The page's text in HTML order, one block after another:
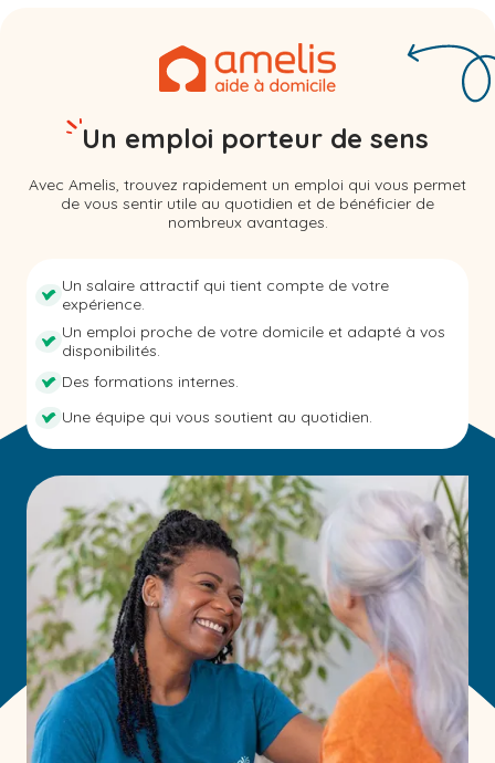
Un emploi porteur de sens
Avec Amelis, trouvez rapidement un emploi qui vous permet
de vous sentir utile au quotidien et de bénéficier de
nombreux avantages.
Un salaire attractif qui tient compte de votre
expérience.
Un emploi proche de votre domicile et adapté à vos
disponibilités.
Des formations internes.
Une équipe qui vous soutient au quotidien.